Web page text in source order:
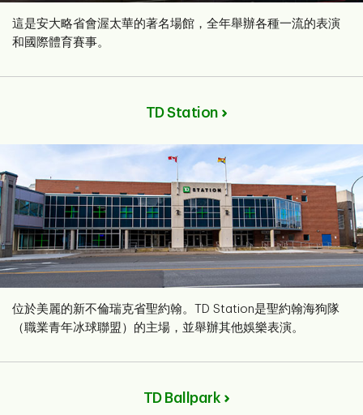
這是安大略省會渥太華的著名場館，全年舉辦各種一流的表演
和國際體育賽事。
TD Station
位於美麗的新不倫瑞克省聖約翰。TD Station是聖約翰海狗隊
（職業青年冰球聯盟）的主場，並舉辦其他娛樂表演。
TD Ballpark